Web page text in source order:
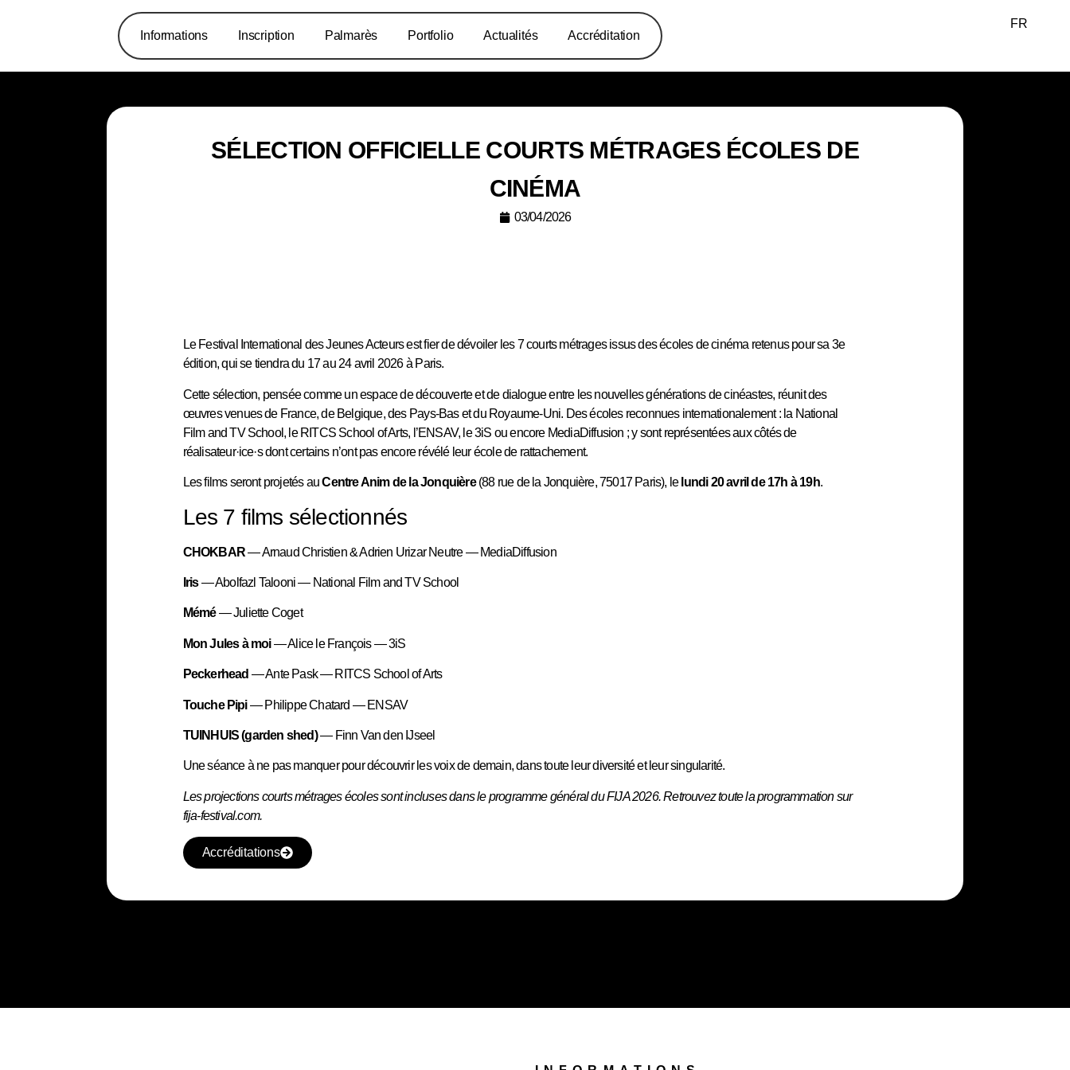
Informations Inscription Palmarès Portfolio Actualités Accréditation
FR
EN
SÉLECTION OFFICIELLE COURTS MÉTRAGES ÉCOLES DE
CINÉMA
03/04/2026
Le Festival International des Jeunes Acteurs est fier de dévoiler les 7 courts métrages issus des écoles de cinéma retenus pour sa 3e
édition, qui se tiendra du 17 au 24 avril 2026 à Paris.
Cette sélection, pensée comme un espace de découverte et de dialogue entre les nouvelles générations de cinéastes, réunit des
œuvres venues de France, de Belgique, des Pays-Bas et du Royaume-Uni. Des écoles reconnues internationalement : la National
Film and TV School, le RITCS School of Arts, l’ENSAV, le 3iS ou encore MediaDiffusion ; y sont représentées aux côtés de
réalisateur·ice·s dont certains n’ont pas encore révélé leur école de rattachement.
Les films seront projetés auCentre Anim de la Jonquière(88 rue de la Jonquière, 75017 Paris), le lundi 20 avril de 17h à 19h.
Les 7 films sélectionnés
CHOKBAR— Arnaud Christien & Adrien Urizar Neutre — MediaDiffusion
Iris— Abolfazl Talooni — National Film and TV School
Mémé— Juliette Coget
Mon Jules à moi— Alice le François — 3iS
Peckerhead — Ante Pask — RITCS School of Arts
Touche Pipi— Philippe Chatard — ENSAV
TUINHUIS (garden shed)— Finn Van den IJseel
Une séance à ne pas manquer pour découvrir les voix de demain, dans toute leur diversité et leur singularité.
Les projections courts métrages écoles sont incluses dans le programme général du FIJA 2026. Retrouvez toute la programmation sur
fija-festival.com.
Accréditations